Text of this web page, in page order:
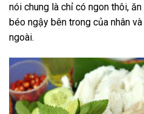
nói chung là chỉ có ngon thôi,
béo ngậy bên trong của nhân
ngoài.